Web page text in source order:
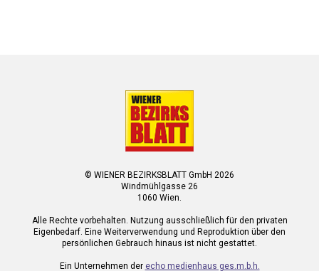
© WIENER BEZIRKSBLATT GmbH 2026
Windmühlgasse 26
1060 Wien.
Alle Rechte vorbehalten. Nutzung ausschließlich für den privaten
Eigenbedarf. Eine Weiterverwendung und Reproduktion über den
persönlichen Gebrauch hinaus ist nicht gestattet.
Ein Unternehmen der echo medienhaus ges.m.b.h.